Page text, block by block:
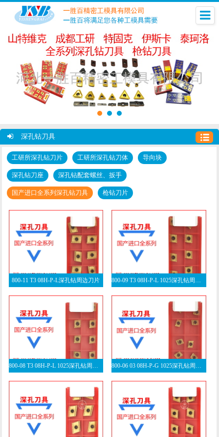
深孔钻刀具
工研所深孔钻刀片 工研所深孔钻刀体 导向块
深孔钻刀座 深孔钻配套螺丝、扳手
国产进口全系列深孔钻刀具 枪钻刀片
800-11 T3 08H-P-L深孔钻周边刀片 800-09 T3 08H-P-L 1025深孔钻周边刀片
800-08 T3 08H-P-L 1025深孔钻周边刀片 800-06 03 08H-P-G 1025深孔钻周边刀片